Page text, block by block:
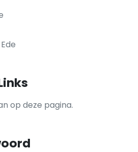
op deze pagina.